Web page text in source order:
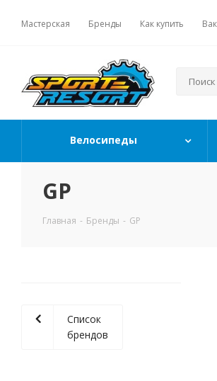
Мастерская Бренды Как купить
Велосипеды
GP
Главная - Бренды - GP
Список
брендов